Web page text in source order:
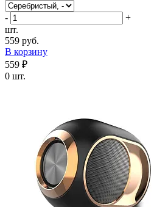
-
+
шт.
559 руб.
В корзину
559 ₽
0 шт.